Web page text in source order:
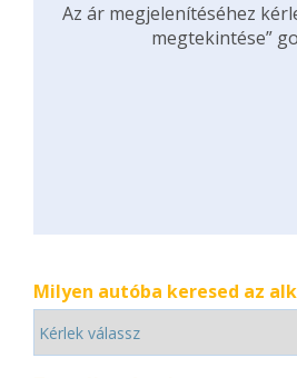
Az ár megjelenítéséhez
megtekintése”
Milyen autóba keresed az